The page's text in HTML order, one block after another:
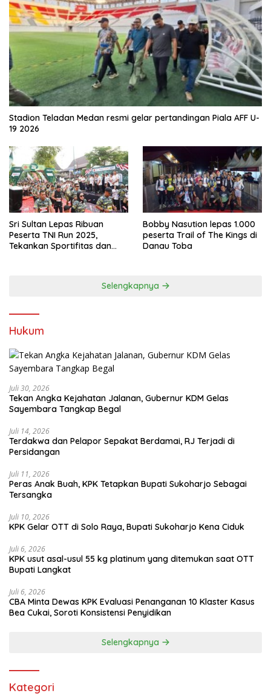
Stadion Teladan Medan resmi gelar pertandingan Piala AFF U-
19 2026
Sri Sultan Lepas Ribuan
Peserta TNI Run 2025,
Tekankan Sportifitas dan
Bobby Nasution lepas 1.000
peserta Trail of The Kings di
Danau Toba
Selengkapnya
Hukum
Juli 30, 2026
Tekan Angka Kejahatan Jalanan, Gubernur KDM Gelas
Sayembara Tangkap Begal
Juli 14, 2026
Terdakwa dan Pelapor Sepakat Berdamai, RJ Terjadi di
Persidangan
Juli 11, 2026
Peras Anak Buah, KPK Tetapkan Bupati Sukoharjo Sebagai
Tersangka
Juli 10, 2026
KPK Gelar OTT di Solo Raya, Bupati Sukoharjo Kena Ciduk
Juli 6, 2026
KPK usut asal-usul 55 kg platinum yang ditemukan saat OTT
Bupati Langkat
Juli 6, 2026
CBA Minta Dewas KPK Evaluasi Penanganan 10 Klaster Kasus
Bea Cukai, Soroti Konsistensi Penyidikan
Selengkapnya
Kategori